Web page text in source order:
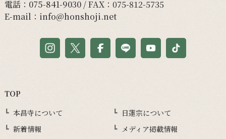
電話： 075-841-9030/ FAX：075-812-5735
E-mail： info@honshoji.net
TOP
本昌寺について
日蓮宗について
新着情報
メディア掲載情報